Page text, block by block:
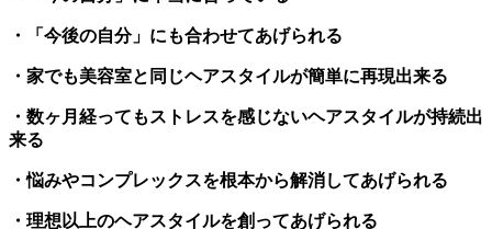
・「今後の自分」にも合わせてあげられる
・家でも美容室と同じヘアスタイルが簡単に再現出来る
・数ヶ月経ってもストレスを感じないヘアスタイルが持続出
来る
・悩みやコンプレックスを根本から解消してあげられる
・理想以上のヘアスタイルを創ってあげられる